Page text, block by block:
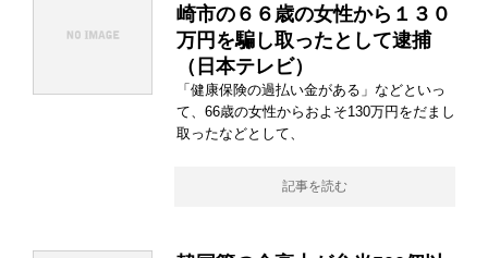
崎市の６６歳の女性から１３０
万円を騙し取ったとして逮捕
（日本テレビ）
「健康保険の過払い金がある」などといっ
て、66歳の女性からおよそ130万円をだまし
取ったなどとして、
記事を読む